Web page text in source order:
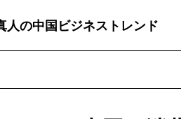
人の中国ビジネストレンド